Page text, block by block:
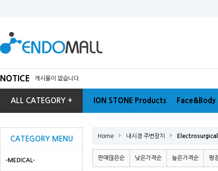
NOTICE 게시물이 없습니다.
ALL CATEGORY + ION STONE Products
CATEGORY MENU
-MEDICAL-
Home 내시경 주변장치
판매많은순 낮은가격순 높은가격순 평